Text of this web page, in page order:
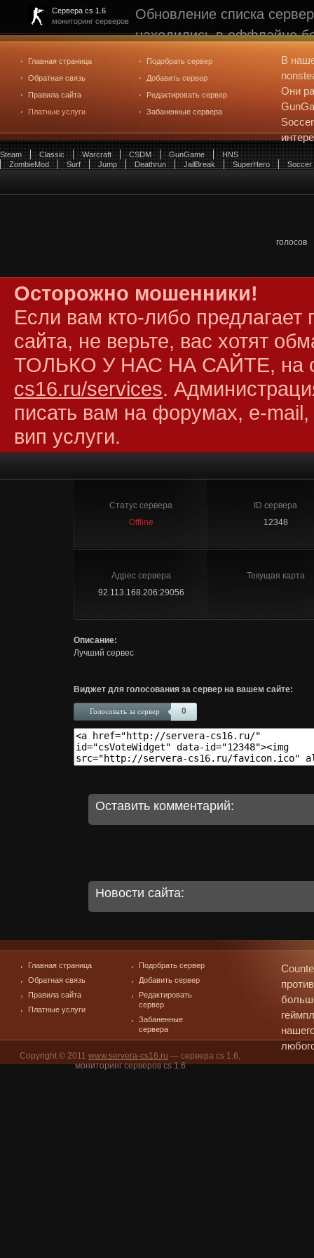
Сервера cs 1.6
мониторинг серверов
Обновление списка
находились в оффлайне
рейтинге не участвуют.
редактирования
.
Главная страница
Обратная связь
Правила сайта
Платные услуги
Подобрать сервер
Добавить сервер
Редактировать сервер
Забаненные сервера
В
Они
Steam Classic Warcraft CSDM GunGame
HNS
ZombieMod
Surf Jump Deathrun JailBreak SuperHero Soccer
голосов
Осторожно мошенники!
Если вам кто-либо
сайта, не верьте, вас хотят
ТОЛЬКО У НАС НА САЙТЕ, на
cs16.ru/services.
писать вам на форумах, e-mail,
вип услуги.
Статус сервера
Offline
ID сервера
12348
Адрес сервера
92.113.168.206:29056
Текущая карта
Описание:
Лучший сервес
Виджет для голосования за сервер на вашем сайте:
0
Голосовать за сервер
Оставить комментарий:
Новости сайта:
Главная страница
Обратная связь
Правила сайта
Платные услуги
Подобрать сервер
Добавить сервер
Редактировать
сервер
Забаненные
сервера
Copyright © 2011 www.servera-cs16.ru — сервера cs 1.6,
мониторинг серверов cs 1.6